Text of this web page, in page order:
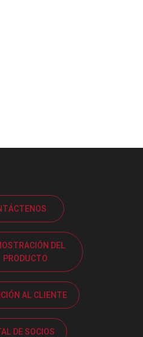
DEL
PRODUCTO
AL CLIENTE
DE SOCIOS